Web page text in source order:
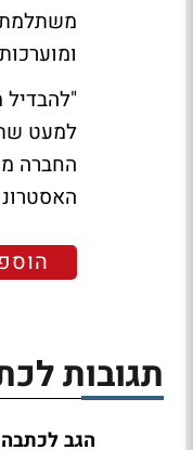
משתלמת
"להבדיל
למעט
החברה
האסטרונומי של
תגובות
הגב לכתבה